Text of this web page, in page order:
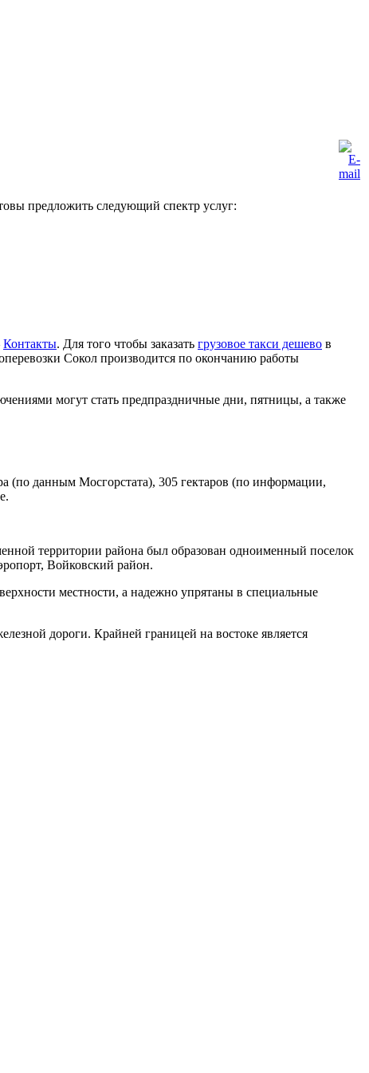
предложить следующий спектр услуг:
Контакты. Для того чтобы заказать грузовое такси дешево в
Сокол производится по окончанию работы
могут стать предпраздничные дни, пятницы, а также
(по данным Мосгорстата), 305 гектаров (по информации,
территории района был образован одноименный поселок
Войковский район.
местности, а надежно упрятаны в специальные
дороги. Крайней границей на востоке является